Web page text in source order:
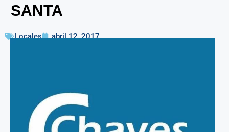
SANTA
Locales abril 12, 2017